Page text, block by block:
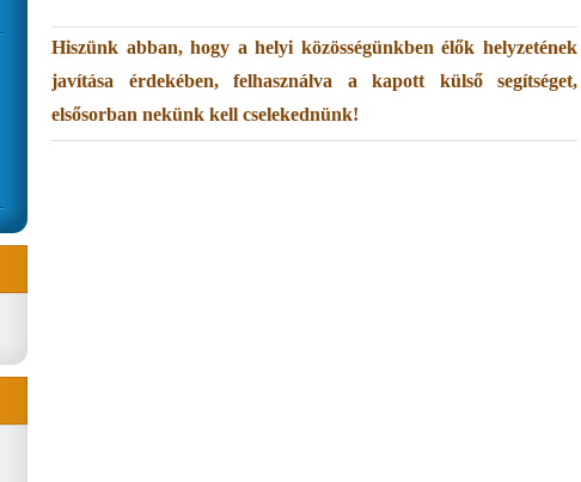
Hiszünk abban, hogy a helyi közösségünkben élők helyzetének
javítása érdekében, felhasználva a kapott külső segítséget,
elsősorban nekünk kell cselekednünk!